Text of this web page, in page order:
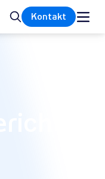
SucheKontakt